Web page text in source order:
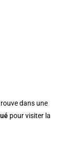
dans une
pour visiter la